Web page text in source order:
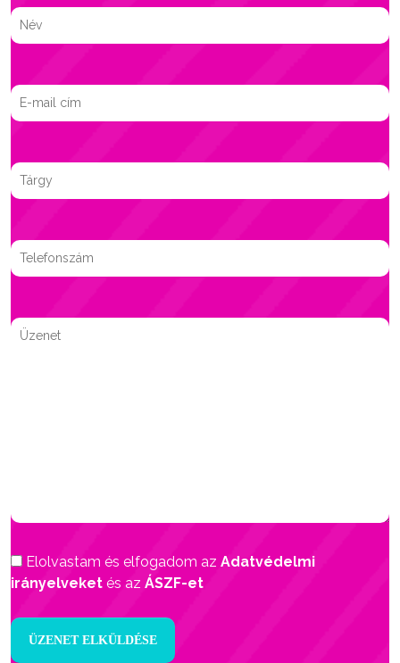
Elolvastam és elfogadom az Adatvédelmi
irányelveket és az ÁSZF-et